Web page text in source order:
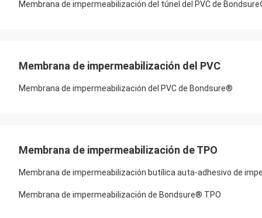
Membrana de impermeabilización del túnel del PVC de
Membrana de impermeabilización del PVC
Membrana de impermeabilización del PVC de Bondsure®
Membrana de impermeabilización de TPO
Membrana de impermeabilización butílica auta-adhesivo de
Membrana de impermeabilización de Bondsure® TPO